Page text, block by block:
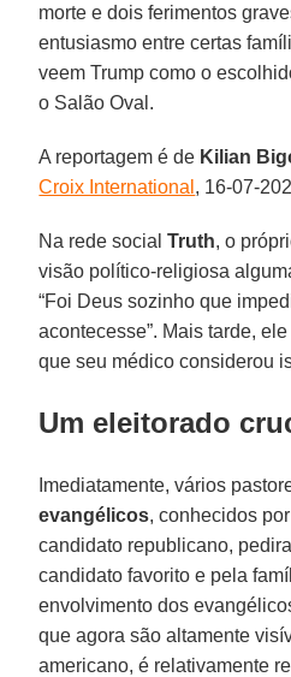
morte e dois ferimentos
entusiasmo entre certas
veem Trump como o
o Salão Oval.
A reportagem é de Kilian
Croix International , 16-07-
Na rede socialTruth, o
visão político-religiosa
“Foi Deus sozinho que
acontecesse”. Mais tarde,
que seu médico considerou
Um eleitorado
Imediatamente, vários
evangélicos, conhecidos
candidato republicano,
candidato favorito e pela
envolvimento dos
que agora são altamente
americano, é relativamente